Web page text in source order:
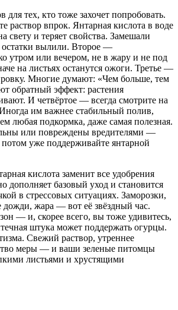
для тех, кто тоже захочет попробовать.
раствор впрок. Янтарная кислота в воде
свету и теряет свойства. Замешали
остатки вылили. Второе —
утром или вечером, не в жару и не под
на листьях останутся ожоги. Третье —
Многие думают: «Чем больше, тем
обратный эффект: растения
И четвёртое — всегда смотрите на
им важнее стабильный полив,
любая подкормка, даже самая полезная.
или повреждены вредителями —
потом уже поддерживайте янтарной
кислота заменит все удобрения
дополняет базовый уход и становится
в стрессовых ситуациях. Заморозки,
дожди, жара — вот её звёздный час.
— и, скорее всего, вы тоже удивитесь,
штука может поддержать огурцы.
Свежий раствор, утреннее
меры — и ваши зеленые питомцы
листьями и хрустящими